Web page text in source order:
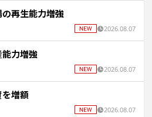
再生能力増強
2026.08.07
力増強
2026.08.07
増額
2026.08.07